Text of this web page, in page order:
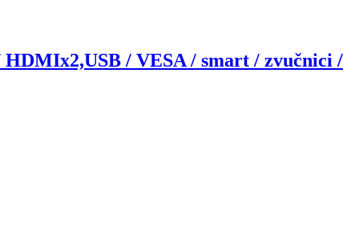
/ VESA / smart / zvučnici /